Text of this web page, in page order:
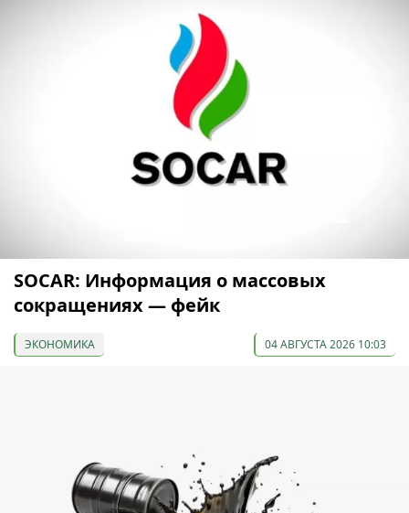
SOCAR: Информация о массовых
сокращениях — фейк
ЭКОНОМИКА 04 АВГУСТА 2026 10:03